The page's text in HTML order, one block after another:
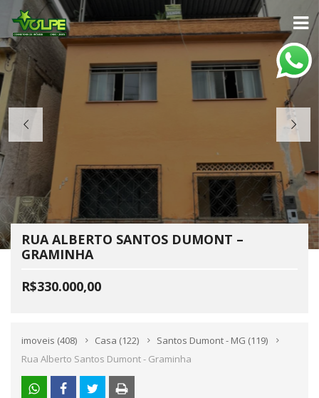
RUA ALBERTO SANTOS DUMONT –
GRAMINHA
R$330.000,00
imoveis (408) Casa (122) Santos Dumont - MG (119)
Rua Alberto Santos Dumont - Graminha